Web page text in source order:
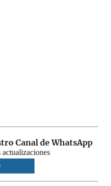
Canal de WhatsApp
actualizaciones